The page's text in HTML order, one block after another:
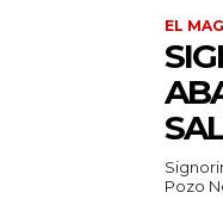
EL
Pozo